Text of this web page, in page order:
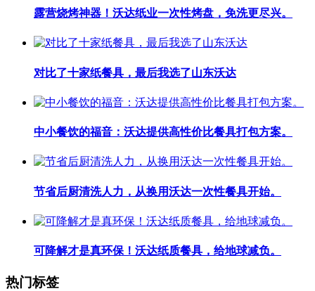
露营烧烤神器！沃达纸业一次性烤盘，免洗更尽兴。
对比了十家纸餐具，最后我选了山东沃达
中小餐饮的福音：沃达提供高性价比餐具打包方案。
节省后厨清洗人力，从换用沃达一次性餐具开始。
可降解才是真环保！沃达纸质餐具，给地球减负。
热门标签